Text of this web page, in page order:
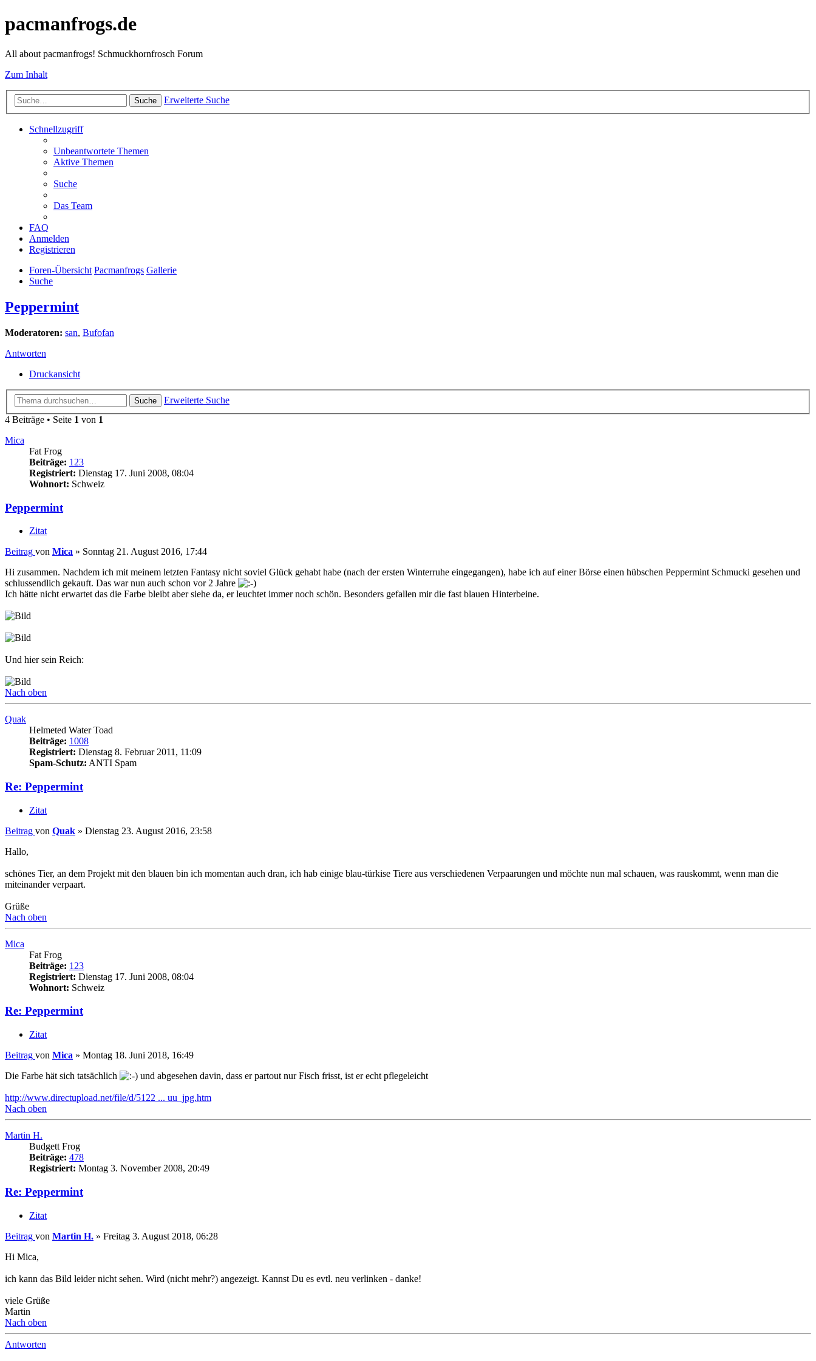
pacmanfrogs.de
All about pacmanfrogs! Schmuckhornfrosch Forum
Zum Inhalt
Suche Erweiterte Suche
Schnellzugriff
Unbeantwortete Themen
Aktive Themen
Suche
Das Team
FAQ
Anmelden
Registrieren
Foren-Übersicht Pacmanfrogs Gallerie
Suche
Peppermint
Moderatoren: san, Bufofan
Antworten
Druckansicht
Suche
Erweiterte Suche
4 Beiträge • Seite 1 von 1
Mica
Fat Frog
Beiträge: 123
Registriert: Dienstag 17. Juni 2008, 08:04
Wohnort: Schweiz
Peppermint
Zitat
Beitrag von Mica » Sonntag 21. August 2016, 17:44
Hi zusammen. Nachdem ich mit meinem letzten Fantasy nicht soviel Glück gehabt habe (nach der ersten Winterruhe eingegangen), habe ich auf einer Börse einen hübschen Peppermint Schmucki gesehen und
schlussendlich gekauft. Das war nun auch schon vor 2 Jahre
Ich hätte nicht erwartet das die Farbe bleibt aber siehe da, er leuchtet immer noch schön. Besonders gefallen mir die fast blauen Hinterbeine.
Und hier sein Reich:
Nach oben
Quak
Helmeted Water Toad
Beiträge: 1008
Registriert: Dienstag 8. Februar 2011, 11:09
Spam-Schutz: ANTI Spam
Re: Peppermint
Zitat
Beitrag von Quak » Dienstag 23. August 2016, 23:58
Hallo,
schönes Tier, an dem Projekt mit den blauen bin ich momentan auch dran, ich hab einige blau-türkise Tiere aus verschiedenen Verpaarungen und möchte nun mal schauen, was rauskommt, wenn man die
miteinander verpaart.
Grüße
Nach oben
Mica
Fat Frog
Beiträge: 123
Registriert: Dienstag 17. Juni 2008, 08:04
Wohnort: Schweiz
Re: Peppermint
Zitat
Beitrag von Mica » Montag 18. Juni 2018, 16:49
Die Farbe hät sich tatsächlich
und abgesehen davin, dass er partout nur Fisch frisst, ist er echt pflegeleicht
http://www.directupload.net/file/d/5122 ... uu_jpg.htm
Nach oben
Martin H.
Budgett Frog
Beiträge: 478
Registriert: Montag 3. November 2008, 20:49
Re: Peppermint
Zitat
Beitrag von Martin H. » Freitag 3. August 2018, 06:28
Hi Mica,
ich kann das Bild leider nicht sehen. Wird (nicht mehr?) angezeigt. Kannst Du es evtl. neu verlinken - danke!
viele Grüße
Martin
Nach oben
Antworten